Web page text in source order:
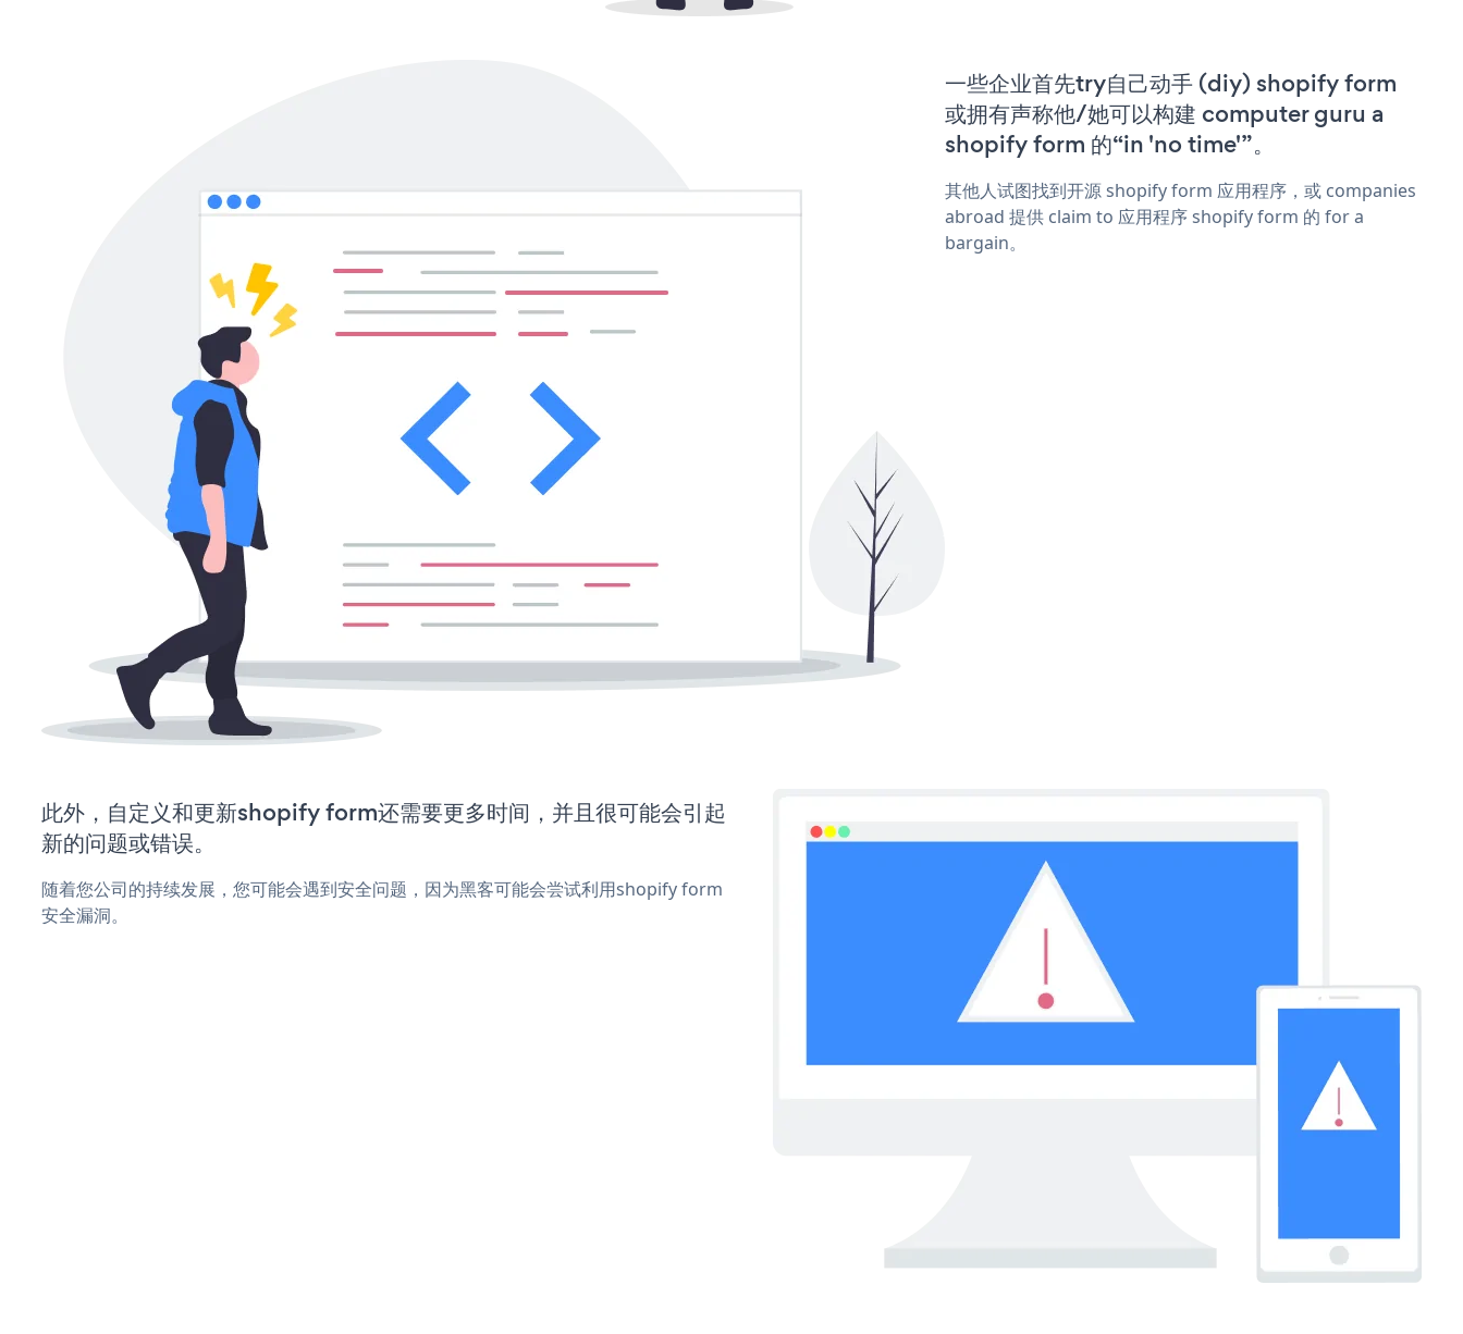
一些企业首先try自己动手 (diy) shopify form
或拥有声称他/她可以构建 computer guru a
shopify form 的“in 'no time'”。
其他人试图找到开源 shopify form 应用程序，或 companies
abroad 提供 claim to 应用程序 shopify form 的 for a
bargain。
此外，自定义和更新shopify form还需要更多时间，并且很可能会引起
新的问题或错误。
随着您公司的持续发展，您可能会遇到安全问题，因为黑客可能会尝试利用shopify form
安全漏洞。